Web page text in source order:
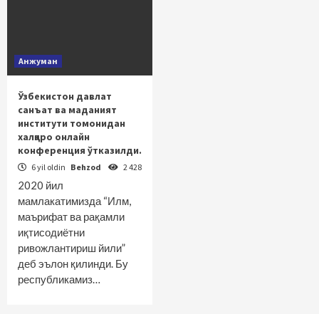
Анжуман
Ўзбекистон давлат
санъат ва маданият
институти томонидан
халқаро онлайн
конференция ўтказилди.
6 yil oldin Behzod 2 428
2020 йил
мамлакатимизда “Илм,
маърифат ва рақамли
иқтисодиётни
ривожлантириш йили”
деб эълон қилинди. Бу
республикамиз…